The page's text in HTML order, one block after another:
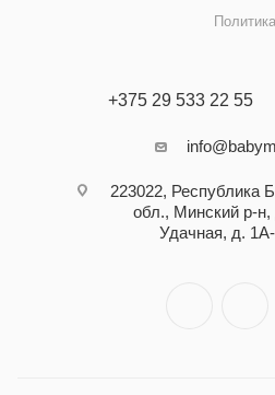
Политика
+375 29 533 22 55
223022, Республика
обл., Минский р-
Удачная, д.